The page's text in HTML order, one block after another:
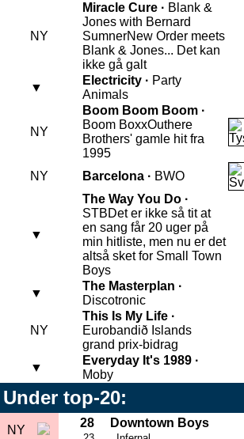
NY
Miracle Cure · Blank &
Jones with Bernard
SumnerNew Order meets
Blank & Jones... Det kan
ikke gå galt
▼
Electricity · Party
Animals
NY
Boom Boom Boom ·
Boom BoxxOuthere
Brothers' gamle hit fra
1995
NY Barcelona · BWO
▼
The Way You Do ·
STBDet er ikke så tit at
en sang får 20 uger på
min hitliste, men nu er det
altså sket for Small Town
Boys
▼
The Masterplan ·
Discotronic
NY
This Is My Life ·
Eurobandið Islands
grand prix-bidrag
▼
Everyday It's 1989 ·
Moby
Under top-20:
NY
28 Downtown Boys